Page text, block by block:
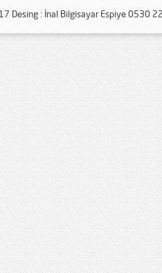
Desing : İnal Bilgisayar Espiye 0530